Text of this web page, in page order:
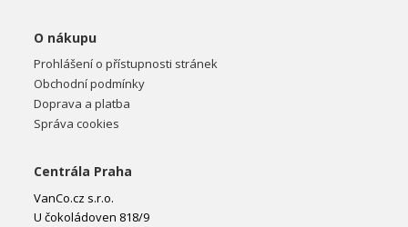
O nákupu
Prohlášení o přístupnosti stránek
Obchodní podmínky
Doprava a platba
Správa cookies
Centrála Praha
VanCo.cz s.r.o.
U čokoládoven 818/9